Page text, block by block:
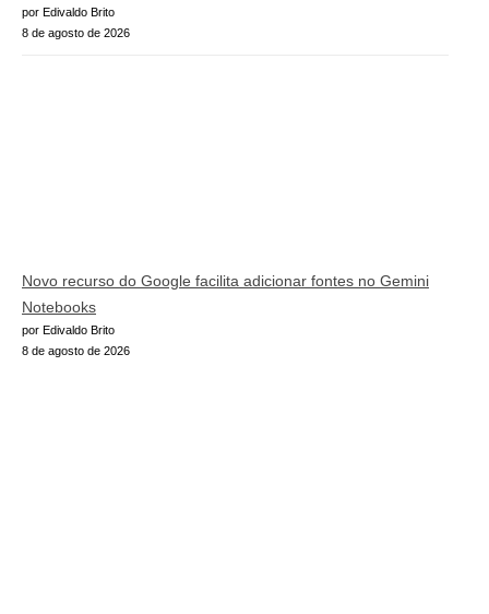
por Edivaldo Brito
8 de agosto de 2026
Novo recurso do Google facilita adicionar fontes no Gemini
Notebooks
por Edivaldo Brito
8 de agosto de 2026